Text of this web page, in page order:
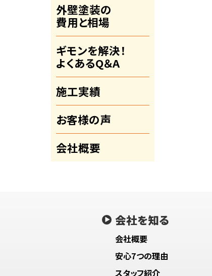
外壁塗装の
費用と相場
ギモンを解決！
よくあるQ＆A
施工実績
お客様の声
会社概要
会社を知る
会社概要
安心7つの理由
スタッフ紹介